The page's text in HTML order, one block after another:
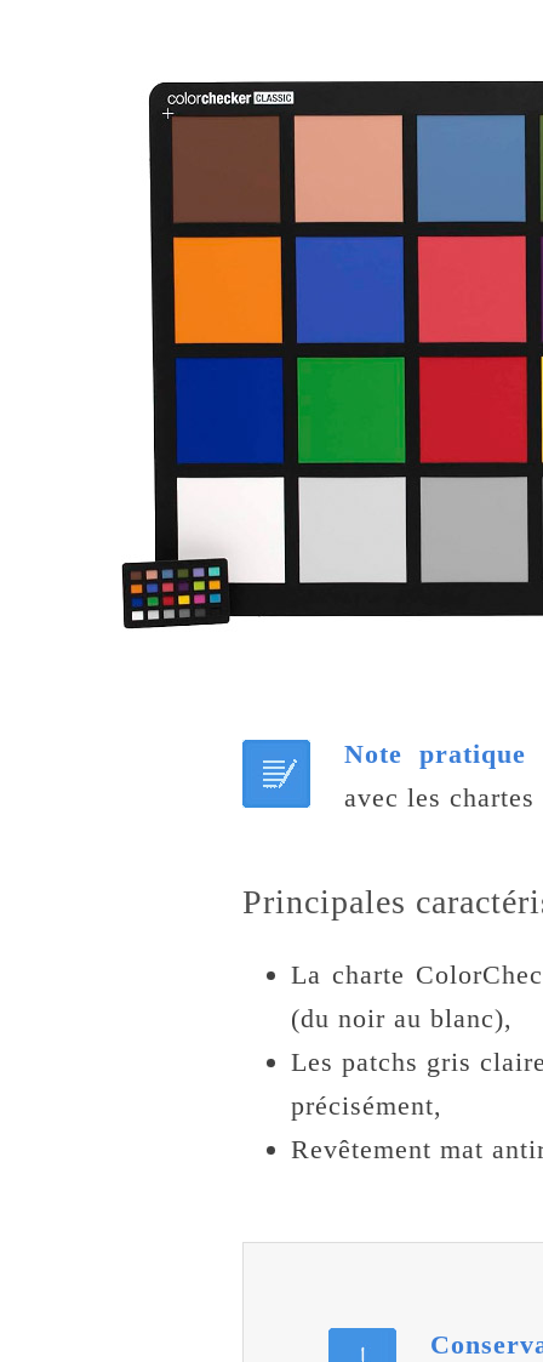
Note pratique
avec les
Principales
La charte
(du noir au blanc),
Les patchs gris
précisément,
Revêtement mat